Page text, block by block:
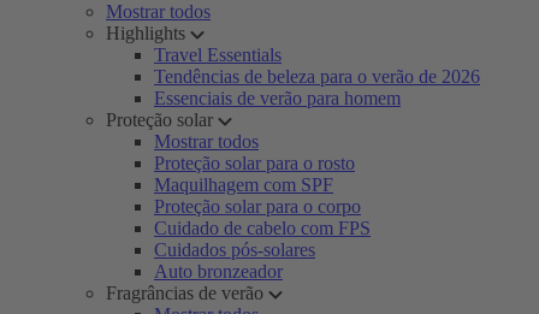
Mostrar todos
Highlights
Travel Essentials
Tendências de beleza para o verão de 2026
Essenciais de verão para homem
Proteção solar
Mostrar todos
Proteção solar para o rosto
Maquilhagem com SPF
Proteção solar para o corpo
Cuidado de cabelo com FPS
Cuidados pós-solares
Auto bronzeador
Fragrâncias de verão